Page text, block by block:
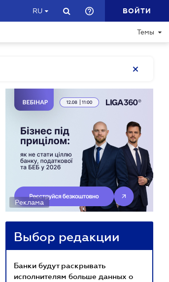
RU ВОЙТИ
Темы
Реклама
Выбор редакции
Банки будут раскрывать
исполнителям больше данных о